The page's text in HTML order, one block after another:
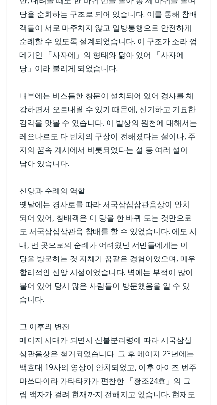
당을 순회하는 구조로 되어 있습니다. 이를 통해 참배
객들이 서로 마주치지 않고 일방통행으로 안전하게
순례할 수 있도록 설계되었습니다. 이 구조가 소라 껍
데기인 「사자에」의 형태와 닮아 있어 「사자에
당」이라 불리게 되었습니다.
내부에는 비스듬한 창문이 설치되어 있어 경사를 체
감하면서 오르내릴 수 있기 때문에, 신기하고 기묘한
감각을 맛볼 수 있습니다. 이 발상의 원천에 대해서는
레오나르도 다 빈치의 구상이 전해졌다는 설이나, 주
지의 꿈속 계시에서 비롯되었다는 설 등 여러 설이
남아 있습니다.
신앙과 순례의 역할
옛날에는 경사로를 따라 서국삼십삼관음상이 안치
되어 있어, 참배객은 이 당을 한 바퀴 도는 것만으로
도 서국삼십삼관음 참배를 할 수 있었습니다. 에도 시
대, 먼 곳으로의 순례가 어려웠던 서민들에게는 이
당을 방문하는 것 자체가 꿈같은 경험이었으며, 매우
합리적인 신앙 시설이었습니다. 벽에는 부적이 많이
붙어 있어 당시 많은 사람들이 방문했음을 알 수 있
습니다.
그 이후의 변천
메이지 시대가 되면서 신불분리령에 따라 서국삼십
삼관음상은 철거되었습니다. 그 후 메이지 23년에는
백호대 19사의 영상이 안치되었고, 이후 아이즈 번주
마쓰다이라 가타타카가 편찬한 「황조24효」의 그
림 액자가 걸려 현재까지 전해지고 있습니다. 현재도